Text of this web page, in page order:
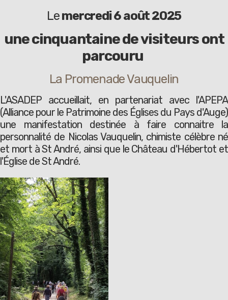
Lemercredi 6 août 2025
une cinquantaine de visiteurs ont
parcouru
La Promenade Vauquelin
L'ASADEP accueillait, en partenariat avec l'APEPA
(Alliance pour le Patrimoine des Églises du Pays d'Auge)
une manifestation destinée à faire connaitre la
personnalité de Nicolas Vauquelin, chimiste célèbre né
et mort à St André, ainsi que le Château d'Hébertot et
l'Église de St André.